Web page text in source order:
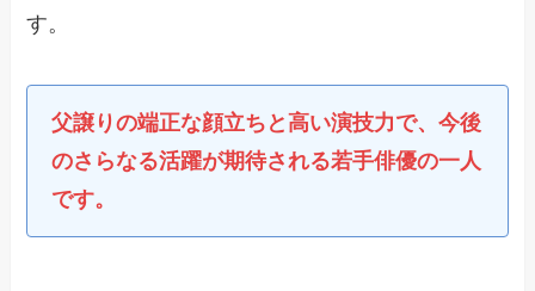
す。
父譲りの端正な顔立ちと高い演技力で、今後
のさらなる活躍が期待される若手俳優の一人
です。